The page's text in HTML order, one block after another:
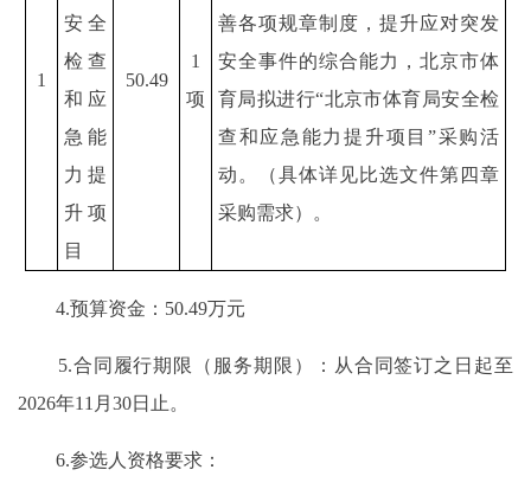
1
安全
检查
和应
急能
力提
升项
目
50.49
1
项
善各项规章制度，提升应对突发
安全事件的综合能力，北京市体
育局拟进行“北京市体育局安全检
查和应急能力提升项目”采购活
动。（具体详见比选文件第四章
采购需求）。
4.预算资金：50.49万元
5.合同履行期限（服务期限）：从合同签订之日起至
2026年11月30日止。
6.参选人资格要求：